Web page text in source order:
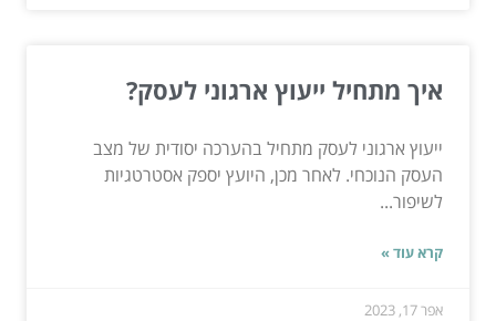
איך מתחיל ייעוץ ארגוני לעסק?
ייעוץ ארגוני לעסק מתחיל בהערכה יסודית של מצב
העסק הנוכחי. לאחר מכן, היועץ יספק אסטרטגיות
לשיפור...
קרא עוד »
אפר 17, 2023